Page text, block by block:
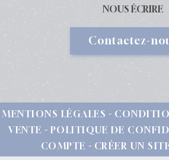
NOUS ÉCRIRE
Contactez-
MENTIONS LÉGALES
VENTE
POLITIQUE DE
COMPTE
CRÉER UN